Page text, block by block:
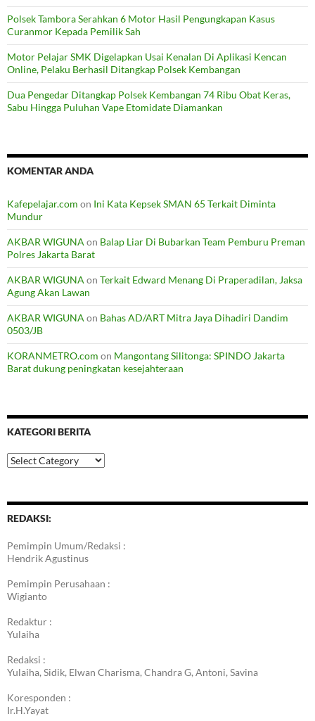
Polsek Tambora Serahkan 6 Motor Hasil Pengungkapan Kasus
Curanmor Kepada Pemilik Sah
Motor Pelajar SMK Digelapkan Usai Kenalan Di Aplikasi Kencan
Online, Pelaku Berhasil Ditangkap Polsek Kembangan
Dua Pengedar Ditangkap Polsek Kembangan 74 Ribu Obat Keras,
Sabu Hingga Puluhan Vape Etomidate Diamankan
KOMENTAR ANDA
Kafepelajar.com on Ini Kata Kepsek SMAN 65 Terkait Diminta
Mundur
AKBAR WIGUNA on Balap Liar Di Bubarkan Team Pemburu Preman
Polres Jakarta Barat
AKBAR WIGUNA on Terkait Edward Menang Di Praperadilan, Jaksa
Agung Akan Lawan
AKBAR WIGUNA on Bahas AD/ART Mitra Jaya Dihadiri Dandim
0503/JB
KORANMETRO.com on Mangontang Silitonga: SPINDO Jakarta
Barat dukung peningkatan kesejahteraan
KATEGORI BERITA
Kategori
Berita
REDAKSI:
Pemimpin Umum/Redaksi :
Hendrik Agustinus
Pemimpin Perusahaan :
Wigianto
Redaktur :
Yulaiha
Redaksi :
Yulaiha, Sidik, Elwan Charisma, Chandra G, Antoni, Savina
Koresponden :
Ir.H.Yayat